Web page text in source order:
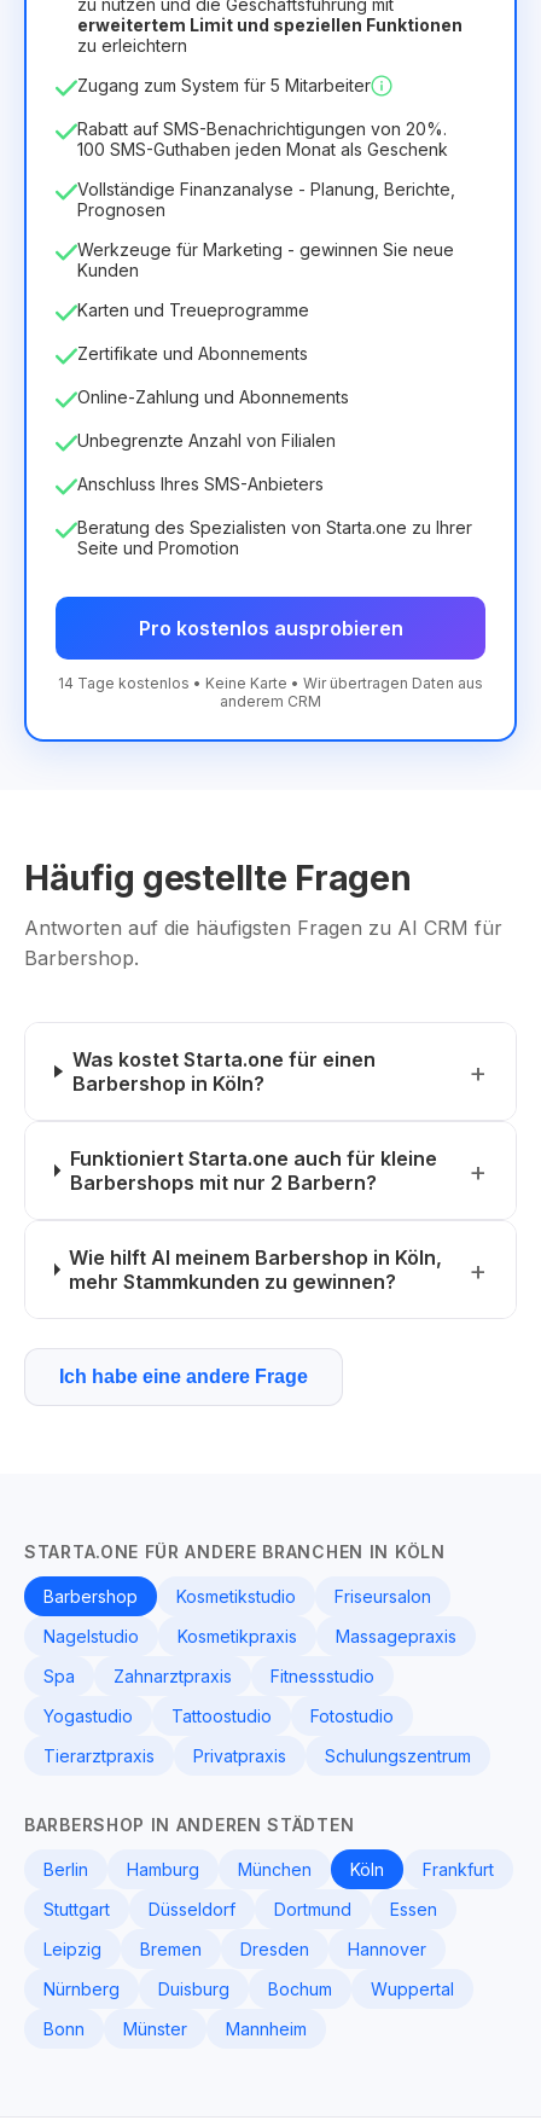
12 Months(Rabatt -25%) Vorteilhaft
8.99€ 6.29€ /Monat
zu nutzen und die Geschäftsführung mit
erweitertem Limit und speziellen Funktionen
zu erleichtern
Zugang zum System für 5 Mitarbeiter
Rabatt auf SMS-Benachrichtigungen von 20%.
100 SMS-Guthaben jeden Monat als Geschenk
Vollständige Finanzanalyse - Planung, Berichte,
Prognosen
Werkzeuge für Marketing - gewinnen Sie neue
Kunden
Karten und Treueprogramme
Zertifikate und Abonnements
Online-Zahlung und Abonnements
Unbegrenzte Anzahl von Filialen
Anschluss Ihres SMS-Anbieters
Beratung des Spezialisten von Starta.one zu Ihrer
Seite und Promotion
Pro kostenlos ausprobieren
14 Tage kostenlos • Keine Karte • Wir übertragen Daten aus
anderem CRM
Häufig gestellte Fragen
Antworten auf die häufigsten Fragen zu AI CRM für
Barbershop.
Was kostet Starta.one für einen
Barbershop in Köln?
Funktioniert Starta.one auch für kleine
Barbershops mit nur 2 Barbern?
Wie hilft AI meinem Barbershop in Köln,
mehr Stammkunden zu gewinnen?
Ich habe eine andere Frage
STARTA.ONE FÜR ANDERE BRANCHEN IN KÖLN
Barbershop Kosmetikstudio
Friseursalon
Nagelstudio
Kosmetikpraxis
Massagepraxis
Spa
Zahnarztpraxis
Fitnessstudio
Yogastudio
Tattoostudio
Fotostudio
Tierarztpraxis
Privatpraxis Schulungszentrum
BARBERSHOP IN ANDEREN STÄDTEN
Berlin Hamburg München Köln
Frankfurt
Stuttgart
Düsseldorf Dortmund
Essen
Leipzig
Bremen Dresden
Hannover
Nürnberg
Duisburg Bochum
Wuppertal
Bonn
Münster Mannheim